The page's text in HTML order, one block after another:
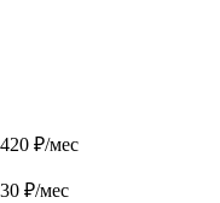
₽/мес
₽/мес